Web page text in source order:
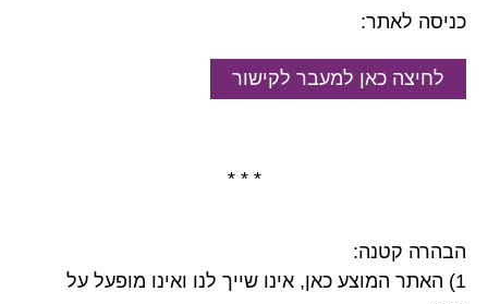
כניסה לאתר:
לחיצה כאן למעבר לקישור
* * *
הבהרה קטנה:
1) האתר המוצע כאן, אינו שייך לנו ואינו מופעל על